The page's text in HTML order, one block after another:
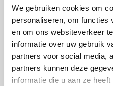
We gebruiken cookies om
personaliseren, om functies
en om ons websiteverkeer
informatie over uw gebruik
partners voor social media,
partners kunnen deze
informatie die u aan ze
Hoe kiest u de
voor uw klus?
Hoe kiest u de juiste
klus?...